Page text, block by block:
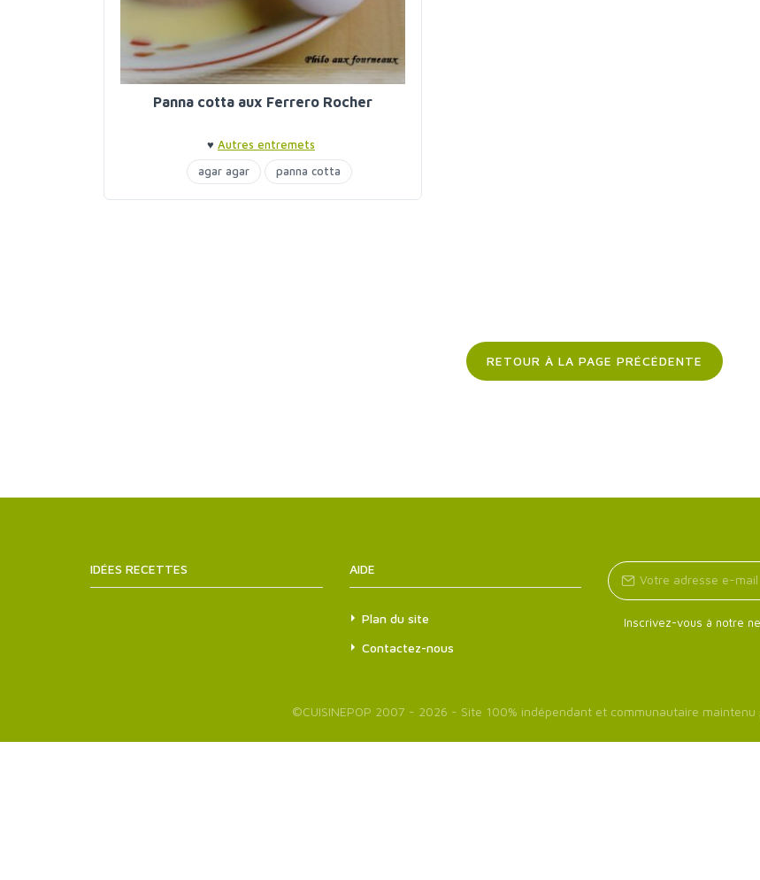
Panna cotta aux Ferrero Rocher
♥ Autres entremets
agar agar
panna cotta
RETOUR À LA PAGE PRÉCÉDENTE
IDÉES RECETTES AIDE
Plan du site
Contactez-nous
Inscrivez-vous à notre
©CUISINEPOP 2007 - 2026 - Site 100% indépendant et communautaire maintenu